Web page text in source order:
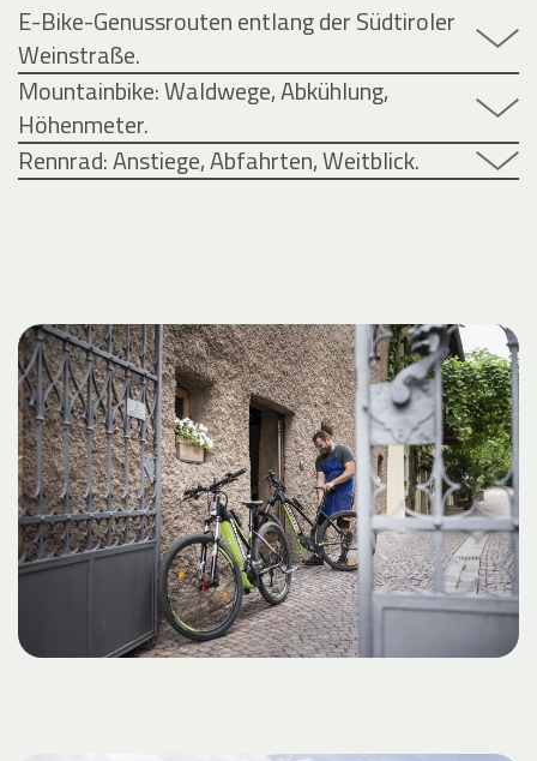
E-Bike-Genussrouten entlang der Südtiroler
Weinstraße.
Mountainbike: Waldwege, Abkühlung,
Höhenmeter.
Rennrad: Anstiege, Abfahrten, Weitblick.